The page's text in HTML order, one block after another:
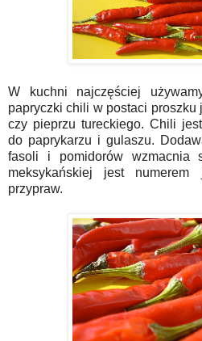
W kuchni najczęściej
papryczki chili w postaci
czy pieprzu tureckiego. Chili
do paprykarzu i gulaszu.
fasoli i pomidorów wzmacnia
meksykańskiej jest numerem
przypraw.